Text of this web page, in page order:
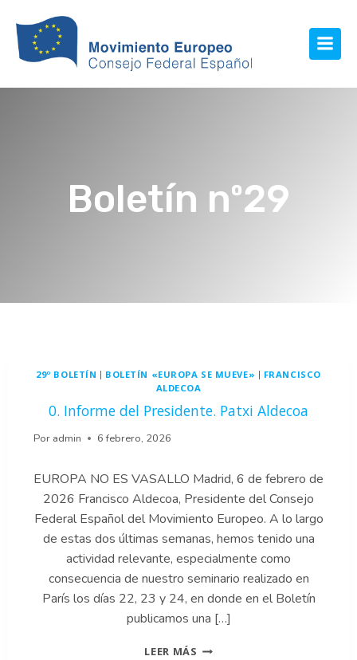
Boletín nº29
29º BOLETÍN BOLETÍN «EUROPA SE MUEVE»
FRANCISCO
ALDECOA
0. Informe del Presidente. Patxi Aldecoa
Por admin 6 febrero, 2026
EUROPA NO ES VASALLO Madrid, 6 de febrero de
2026 Francisco Aldecoa, Presidente del Consejo
Federal Español del Movimiento Europeo. A lo largo
de estas dos últimas semanas, hemos tenido una
actividad relevante, especialmente como
consecuencia de nuestro seminario realizado en
París los días 22, 23 y 24, en donde en el Boletín
publicamos una […]
LEER MÁS 0.